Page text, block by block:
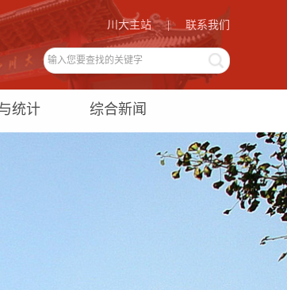
联系我们
川大主站 |
统计 综合新闻